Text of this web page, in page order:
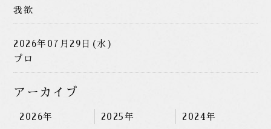
我欲
2026年07月29日(水)
プロ
アーカイブ
2026年 2025年 2024年